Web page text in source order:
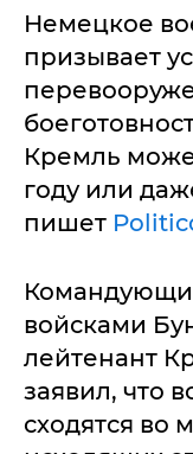
Немецкое
призывает
Кремль
году или
пишет
войсками
лейтенант
заявил, что
сходятся во